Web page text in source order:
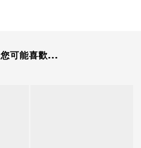
您可能喜歡...